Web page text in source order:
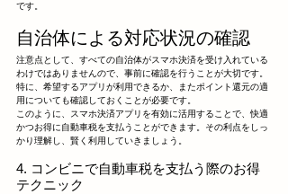
です。
自治体による対応状況の確認
注意点として、すべての自治体がスマホ決済を受け入れている
わけではありませんので、事前に確認を行うことが大切です。
特に、希望するアプリが利用できるか、またポイント還元の適
用についても確認しておくことが必要です。
このように、スマホ決済アプリを有効に活用することで、快適
かつお得に自動車税を支払うことができます。その利点をしっ
かり理解し、賢く利用していきましょう。
4. コンビニで自動車税を支払う際のお得
テクニック